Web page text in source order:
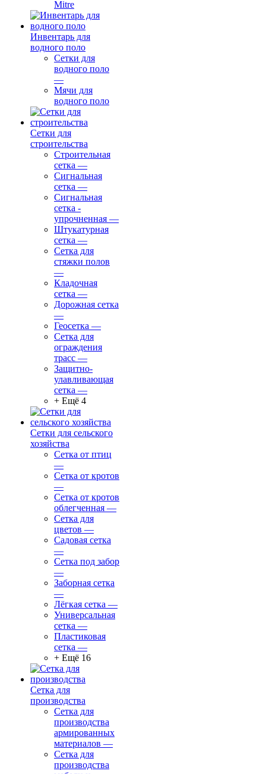
Mitre
Инвентарь для
водного поло
Сетки для
водного поло
—
Мячи для
водного поло
Сетки для
строительства
Строительная
сетка —
Сигнальная
сетка —
Сигнальная
сетка -
упрочненная —
Штукатурная
сетка —
Сетка для
стяжки полов
—
Кладочная
сетка —
Дорожная сетка
—
Геосетка —
Сетка для
ограждения
трасс —
Защитно-
улавливающая
сетка —
+ Ещё 4
Сетки для сельского
хозяйства
Сетка от птиц
—
Сетка от кротов
—
Сетка от кротов
облегченная —
Сетка для
цветов —
Садовая сетка
—
Сетка под забор
—
Заборная сетка
—
Лёгкая сетка —
Универсальная
сетка —
Пластиковая
сетка —
+ Ещё 16
Сетка для
производства
Сетка для
производства
армированных
материалов —
Сетка для
производства